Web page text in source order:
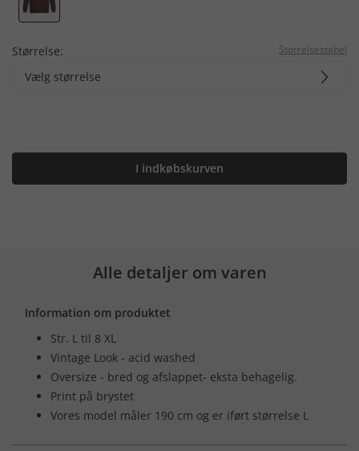
Størrelse: Storrelsestabel
Vælg størrelse
I indkøbskurven
Alle detaljer om varen
Information om produktet
Str. L til 8 XL
Vintage Look - acid washed
Oversize - bred og afslappet- eksta behagelig.
Print på brystet
Vores model måler 190 cm og er iført størrelse L